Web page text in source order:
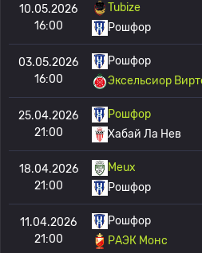
10.05.2026
16:00
Tubize
Рошфор
03.05.2026
16:00
Рошфор
Эксельсиор
25.04.2026
21:00
Рошфор
Хабай Ла Нев
18.04.2026
21:00
Meux
Рошфор
11.04.2026
21:00
Рошфор
РАЭК Монс